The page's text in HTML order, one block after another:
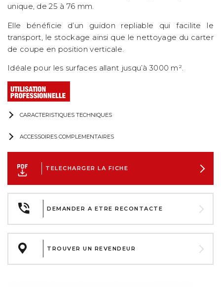
unique, de 25 à 76 mm.
Elle bénéficie d’un guidon repliable qui facilite le
transport, le stockage ainsi que le nettoyage du carter
de coupe en position verticale.
Idéale pour les surfaces allant jusqu’à 3000 m².
CARACTERISTIQUES TECHNIQUES
ACCESSOIRES COMPLEMENTAIRES
TELECHARGER LA FICHE
DEMANDER A ETRE RECONTACTE
TROUVER UN REVENDEUR